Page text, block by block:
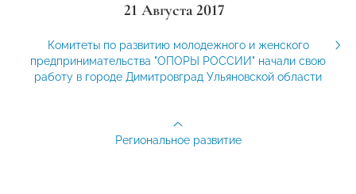
21 Августа 2017
Комитеты по развитию молодежного и женского
предпринимательства "ОПОРЫ РОССИИ" начали свою
работу в городе Димитровград Ульяновской области
Региональное развитие